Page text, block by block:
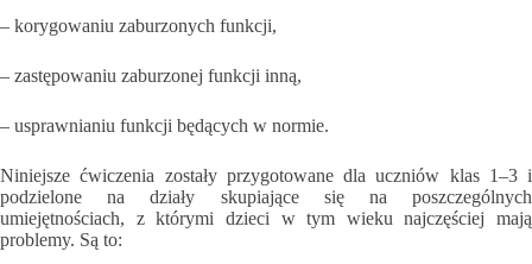
– korygowaniu zaburzonych funkcji,
– zastępowaniu zaburzonej funkcji inną,
– usprawnianiu funkcji będących w normie.
Niniejsze ćwiczenia zostały przygotowane dla uczniów klas 1–3 i
podzielone na działy skupiające się na poszczególnych
umiejętnościach, z którymi dzieci w tym wieku najczęściej mają
problemy. Są to: